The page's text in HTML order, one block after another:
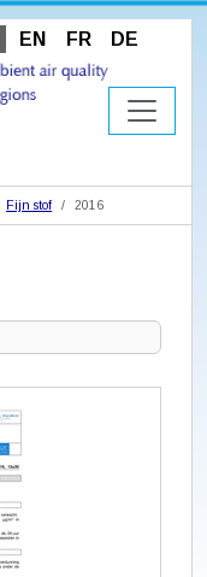
EN FR DE
Fijn stof 2016